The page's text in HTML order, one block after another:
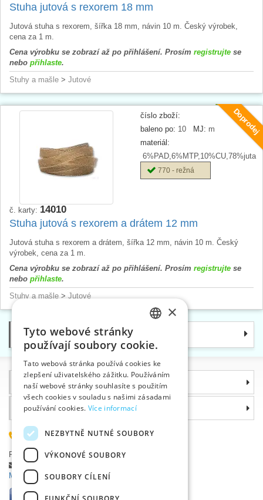
Stuha jutová s rexorem 18 mm
Jutová stuha s rexorem, šířka 18 mm, návin 10 m. Český výrobek,
cena za 1 m.
Cena výrobku se zobrazí až po přihlášení. Prosím registrujte se
nebo přihlaste.
Stuhy a mašle > Jutové
Doprodej
číslo zboží:
baleno po: 10 MJ: m
materiál:
6%PAD,6%MTP,10%CU,78%juta
770 - režná
č. karty: 14010
Stuha jutová s rexorem a drátem 12 mm
Jutová stuha s rexorem a drátem, šířka 12 mm, návin 10 m. Český
výrobek, cena za 1 m.
Cena výrobku se zobrazí až po přihlášení. Prosím registrujte se
nebo přihlaste.
Stuhy a mašle > Jutové
Kategorie
Informace
Proč si zvolit právě nás
585 051 217
Plzeňská 868, 783 91 Uničov, Česká republika
Položit dotaz
Máte problémy s přihlášením ?
ENGLISH
GERMAN
×
Tyto webové stránky
používají soubory cookie.
Tato webová stránka používá cookies ke
zlepšení uživatelského zážitku. Používáním
naší webové stránky souhlasíte s použitím
všech cookies v souladu s našimi zásadami
používání cookies. Více informací
NEZBYTNĚ NUTNÉ SOUBORY
VÝKONOVÉ SOUBORY
SOUBORY CÍLENÍ